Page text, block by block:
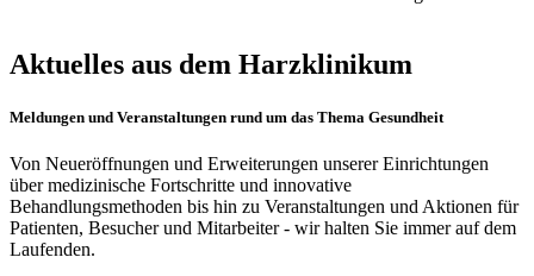
Aktuelles aus dem Harzklinikum
Meldungen und Veranstaltungen rund um das Thema Gesundheit
Von Neueröffnungen und Erweiterungen unserer Einrichtungen
über medizinische Fortschritte und innovative
Behandlungsmethoden bis hin zu Veranstaltungen und Aktionen für
Patienten, Besucher und Mitarbeiter - wir halten Sie immer auf dem
Laufenden.